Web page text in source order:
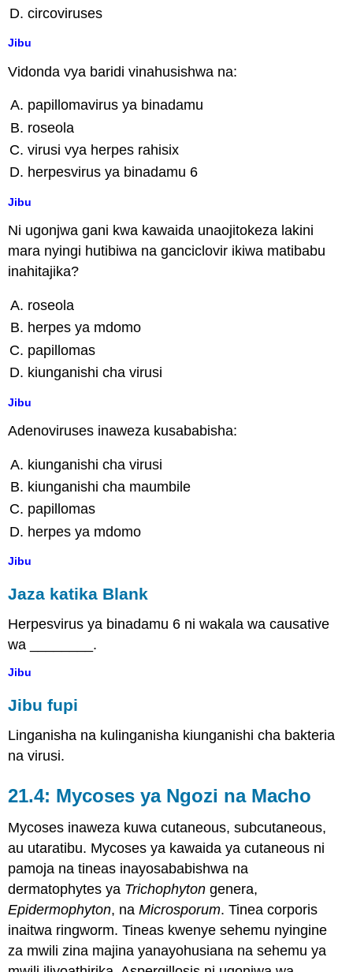
circoviruses
Jibu
Vidonda vya baridi vinahusishwa na:
papillomavirus ya binadamu
roseola
virusi vya herpes rahisix
herpesvirus ya binadamu 6
Jibu
Ni ugonjwa gani kwa kawaida unaojitokeza lakini
mara nyingi hutibiwa na ganciclovir ikiwa matibabu
inahitajika?
roseola
herpes ya mdomo
papillomas
kiunganishi cha virusi
Jibu
Adenoviruses inaweza kusababisha:
kiunganishi cha virusi
kiunganishi cha maumbile
papillomas
herpes ya mdomo
Jibu
Jaza katika Blank
Herpesvirus ya binadamu 6 ni wakala wa causative
wa ________.
Jibu
Jibu fupi
Linganisha na kulinganisha kiunganishi cha bakteria
na virusi.
21.4: Mycoses ya Ngozi na Macho
Mycoses inaweza kuwa cutaneous, subcutaneous,
au utaratibu. Mycoses ya kawaida ya cutaneous ni
pamoja na tineas inayosababishwa na
dermatophytes ya Trichophyton genera,
Epidermophyton, naMicrosporum. Tinea corporis
inaitwa ringworm. Tineas kwenye sehemu nyingine
za mwili zina majina yanayohusiana na sehemu ya